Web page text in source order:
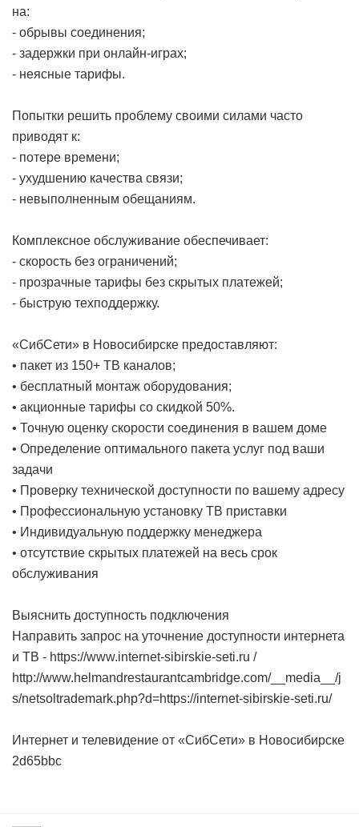
на:
- обрывы соединения;
- задержки при онлайн-играх;
- неясные тарифы.
Попытки решить проблему своими силами часто
приводят к:
- потере времени;
- ухудшению качества связи;
- невыполненным обещаниям.
Комплексное обслуживание обеспечивает:
- скорость без ограничений;
- прозрачные тарифы без скрытых платежей;
- быструю техподдержку.
«СибСети» в Новосибирске предоставляют:
• пакет из 150+ ТВ каналов;
• бесплатный монтаж оборудования;
• акционные тарифы со скидкой 50%.
• Точную оценку скорости соединения в вашем доме
• Определение оптимального пакета услуг под ваши
задачи
• Проверку технической доступности по вашему адресу
• Профессиональную установку ТВ приставки
• Индивидуальную поддержку менеджера
• отсутствие скрытых платежей на весь срок
обслуживания
Выяснить доступность подключения
Направить запрос на уточнение доступности интернета
и ТВ - https://www.internet-sibirskie-seti.ru /
http://www.helmandrestaurantcambridge.com/__media__/j
s/netsoltrademark.php?d=https://internet-sibirskie-seti.ru/
Интернет и телевидение от «СибСети» в Новосибирске
2d65bbc